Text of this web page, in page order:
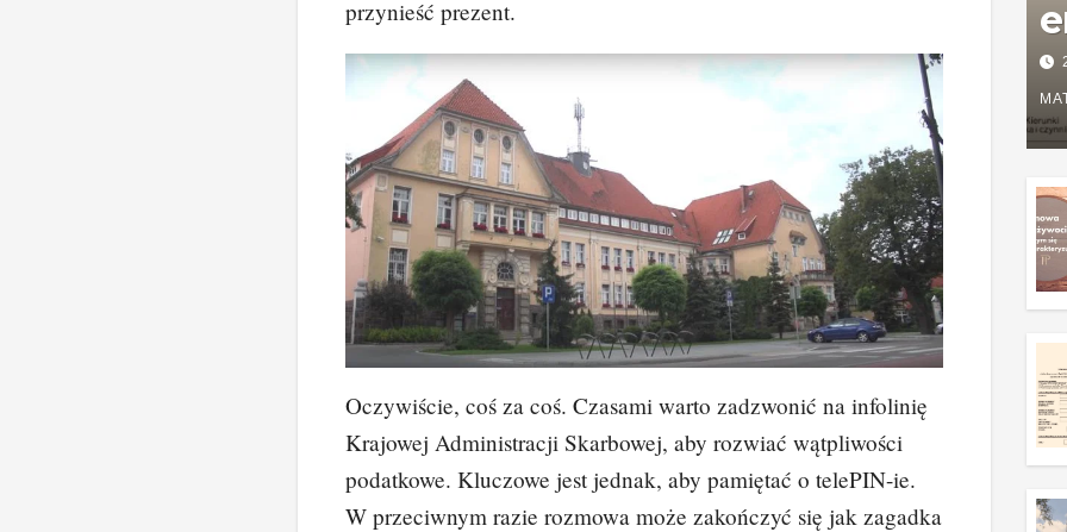
przynieść prezent.
Oczywiście, coś za coś. Czasami warto zadzwonić na infolinię
Krajowej Administracji Skarbowej, aby rozwiać wątpliwości
podatkowe. Kluczowe jest jednak, aby pamiętać o telePIN-ie.
W przeciwnym razie rozmowa może zakończyć się jak zagadka